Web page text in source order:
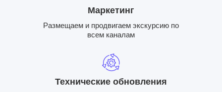
Размещаем и продвигаем экскурсию по
всем каналам
Маркетинг
Технические обновления